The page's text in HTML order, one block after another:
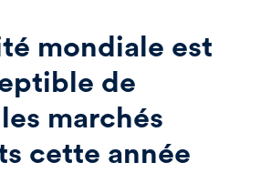
mondiale est
de
marchés
cette année